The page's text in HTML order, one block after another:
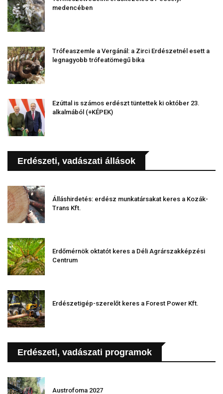
medencében
Trófeaszemle a Vergánál: a Zirci Erdészetnél esett a
legnagyobb trófeatömegű bika
Ezúttal is számos erdészt tüntettek ki október 23.
alkalmából (+KÉPEK)
Erdészeti, vadászati állások
Álláshirdetés: erdész munkatársakat keres a Kozák-
Trans Kft.
Erdőmérnök oktatót keres a Déli Agrárszakképzési
Centrum
Erdészetigép-szerelőt keres a Forest Power Kft.
Erdészeti, vadászati programok
Austrofoma 2027